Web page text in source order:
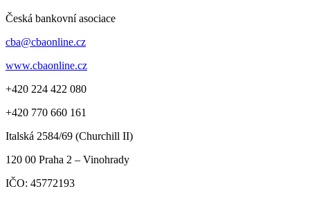
Česká bankovní asociace
cba@cbaonline.cz
www.cbaonline.cz
+420 224 422 080
+420 770 660 161
Italská 2584/69 (Churchill II)
120 00 Praha 2 – Vinohrady
IČO: 45772193